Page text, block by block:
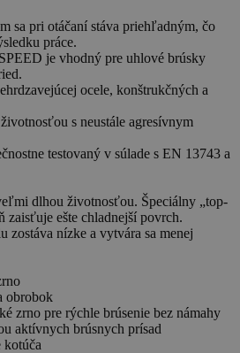
sa pri otáčaní stáva priehľadným, čo
práce.
je vhodný pre uhlové brúsky
ocele, konštrukčných a
s neustále agresívnym
testovaný v súlade s EN 13743 a
dlhou životnosťou. Špeciálny „top-
zaisťuje ešte chladnejší povrch.
zostáva nízke a vytvára sa menej
obrobok
zrno pre rýchle brúsenie bez námahy
aktívnych brúsnych prísad
kotúča